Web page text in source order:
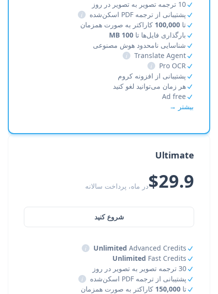
10 ترجمه تصویر به تصویر در روز
پشتیبانی از ترجمه PDF اسکن‌شده
i
تا 100,000 کاراکتر به صورت همزمان
بارگذاری فایل‌ها تا 100 MB
شناسایی نامحدود هوش مصنوعی
Translate Agent
i
Pro OCR
i
پشتیبانی از افزونه کروم
هر زمان می‌توانید لغو کنید
Ad free
بیشتر →
Ultimate
$29.9در ماه، پرداخت سالانه
شروع کنید
Unlimited Advanced Credits
i
Unlimited Fast Credits
30 ترجمه تصویر به تصویر در روز
پشتیبانی از ترجمه PDF اسکن‌شده
i
تا 150,000 کاراکتر به صورت همزمان